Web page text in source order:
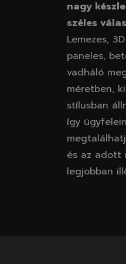
nagy
széles
Lemezes,
paneles,
vadháló
méretben,
stílusban
így
és az adott
legjobban